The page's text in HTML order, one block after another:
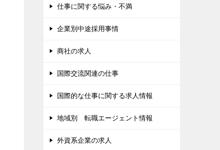
仕事に関する悩み・不満
企業別中途採用事情
商社の求人
国際交流関連の仕事
国際的な仕事に関する求人情報
地域別 転職エージェント情報
外資系企業の求人